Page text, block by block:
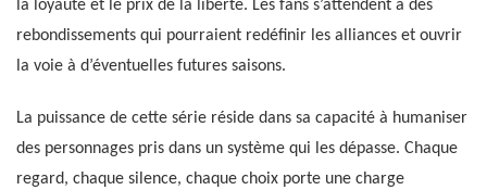
la loyauté et le prix de la liberté. Les fans s’attendent à des
rebondissements qui pourraient redéfinir les alliances et ouvrir
la voie à d’éventuelles futures saisons.
La puissance de cette série réside dans sa capacité à humaniser
des personnages pris dans un système qui les dépasse. Chaque
regard, chaque silence, chaque choix porte une charge